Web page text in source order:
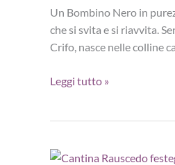
Un Bombino Nero in
che si svita e si riavvita.
Crifo, nasce nelle colline
Rosso
il
Leggi tutto »